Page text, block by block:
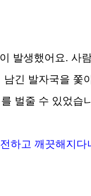
발생했어요. 사
긴 발자국을
벌줄 수 있었습
하고 깨끗해지다